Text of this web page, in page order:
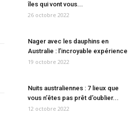
îles qui vont vous...
26 octobre 2022
Nager avec les dauphins en
Australie : l’incroyable expérience
19 octobre 2022
Nuits australiennes : 7 lieux que
vous n’êtes pas prêt d’oublier...
12 octobre 2022